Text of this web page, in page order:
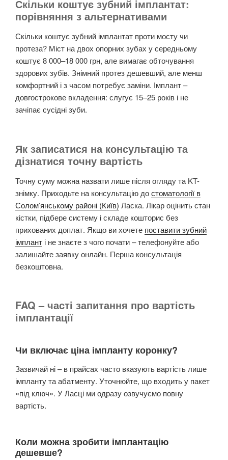
Скільки коштує зубний імплантат:
порівняння з альтернативами
Скільки коштує зубний імплантат проти мосту чи
протеза? Міст на двох опорних зубах у середньому
коштує 8 000–18 000 грн, але вимагає обточування
здорових зубів. Знімний протез дешевший, але менш
комфортний і з часом потребує заміни. Імплант –
довгострокове вкладення: слугує 15–25 років і не
зачіпає сусідні зуби.
Як записатися на консультацію та
дізнатися точну вартість
Точну суму можна назвати лише після огляду та KT-
знімку. Приходьте на консультацію достоматології в
Солом’янському районі (Київ) Ласка. Лікар оцінить стан
кістки, підбере систему і складе кошторис без
прихованих доплат. Якщо ви хочете поставити зубний
імплант і не знаєте з чого почати – телефонуйте або
залишайте заявку онлайн. Перша консультація
безкоштовна.
FAQ – часті запитання про вартість
імплантації
Чи включає ціна імпланту коронку?
Зазвичай ні – в прайсах часто вказують вартість лише
імпланту та абатменту. Уточнюйте, що входить у пакет
«під ключ». У Ласці ми одразу озвучуємо повну
вартість.
Коли можна зробити імплантацію
дешевше?